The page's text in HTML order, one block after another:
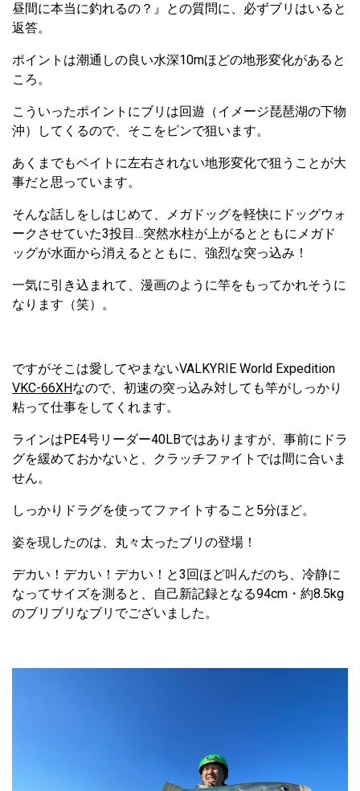
昼間に本当に釣れるの？』との質問に、必ずブリはいると
返答。
ポイントは潮通しの良い水深10mほどの地形変化があると
ころ。
こういったポイントにブリは回遊（イメージ琵琶湖の下物
沖）してくるので、そこをピンで狙います。
あくまでもベイトに左右されない地形変化で狙うことが大
事だと思っています。
そんな話しをしはじめて、メガドッグを軽快にドッグウォ
ークさせていた3投目…突然水柱が上がるとともにメガド
ッグが水面から消えるとともに、強烈な突っ込み！
一気に引き込まれて、漫画のように竿をもってかれそうに
なります（笑）。
ですがそこは愛してやまないVALKYRIE World Expedition
VKC-66XHなので、初速の突っ込み対しても竿がしっかり
粘って仕事をしてくれます。
ラインはPE4号リーダー40LBではありますが、事前にドラ
グを緩めておかないと、クラッチファイトでは間に合いま
せん。
しっかりドラグを使ってファイトすること5分ほど。
姿を現したのは、丸々太ったブリの登場！
デカい！デカい！デカい！と3回ほど叫んだのち、冷静に
なってサイズを測ると、自己新記録となる94cm・約8.5kg
のブリブリなブリでございました。